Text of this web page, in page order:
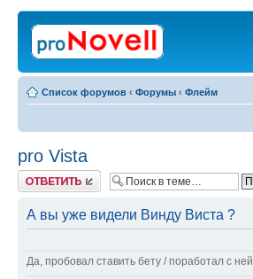
Список форумов ‹ Форумы ‹ Флейм
pro Vista
Ответить
А вы уже видели Винду Виста ?
Да, пробовал ставить бету / поработал с ней